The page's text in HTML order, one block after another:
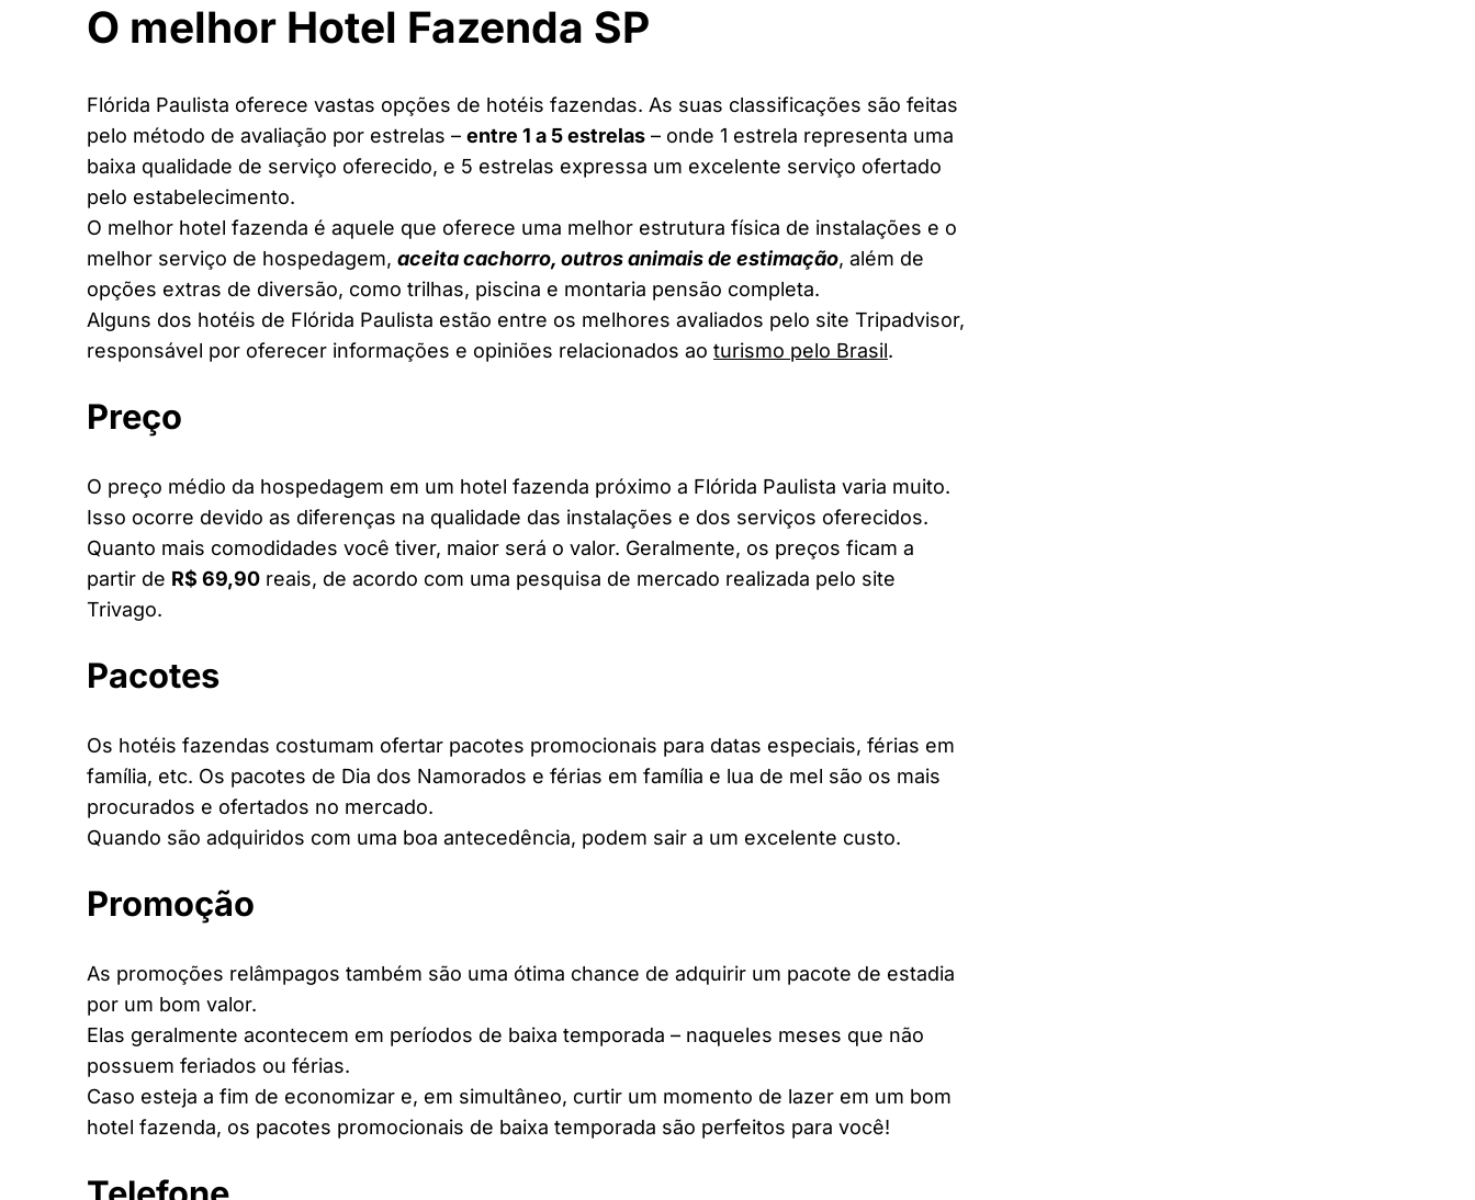
O melhor Hotel Fazenda SP
Flórida Paulista oferece vastas opções de hotéis fazendas. As suas classificações são feitas
pelo método de avaliação por estrelas – entre 1 a 5 estrelas – onde 1 estrela representa uma
baixa qualidade de serviço oferecido, e 5 estrelas expressa um excelente serviço ofertado
pelo estabelecimento.
O melhor hotel fazenda é aquele que oferece uma melhor estrutura física de instalações e o
melhor serviço de hospedagem, aceita cachorro, outros animais de estimação, além de
opções extras de diversão, como trilhas, piscina e montaria pensão completa.
Alguns dos hotéis de Flórida Paulista estão entre os melhores avaliados pelo site Tripadvisor,
responsável por oferecer informações e opiniões relacionados ao turismo pelo Brasil.
Preço
O preço médio da hospedagem em um hotel fazenda próximo a Flórida Paulista varia muito.
Isso ocorre devido as diferenças na qualidade das instalações e dos serviços oferecidos.
Quanto mais comodidades você tiver, maior será o valor. Geralmente, os preços ficam a
partir de R$ 69,90 reais, de acordo com uma pesquisa de mercado realizada pelo site
Trivago.
Pacotes
Os hotéis fazendas costumam ofertar pacotes promocionais para datas especiais, férias em
família, etc. Os pacotes de Dia dos Namorados e férias em família e lua de mel são os mais
procurados e ofertados no mercado.
Quando são adquiridos com uma boa antecedência, podem sair a um excelente custo.
Promoção
As promoções relâmpagos também são uma ótima chance de adquirir um pacote de estadia
por um bom valor.
Elas geralmente acontecem em períodos de baixa temporada – naqueles meses que não
possuem feriados ou férias.
Caso esteja a fim de economizar e, em simultâneo, curtir um momento de lazer em um bom
hotel fazenda, os pacotes promocionais de baixa temporada são perfeitos para você!